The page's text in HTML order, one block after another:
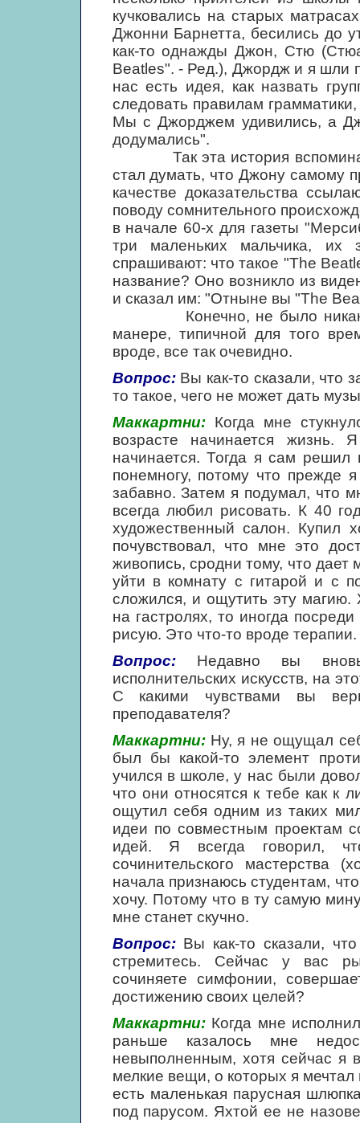
кучковались на старых
Джонни Барнетта, бесились до
как-то однажды Джон, Стю
Beatles". - Ред.), Джордж и я шли
нас есть идея, как назвать
следовать правилам
Мы с Джорджем удивились, а
додумались".
Так эта история
стал думать, что Джону самому
качестве доказательства
поводу сомнительного
в начале 60-х для газеты
три маленьких мальчика,
спрашивают: что такое "The
название? Оно возникло из
и сказал им: "Отныне вы "The
Конечно, не было никакого
манере, типичной для того
вроде, все так очевидно.
Вопрос:Вы как-то сказали, что
то такое, чего не может дать
Маккартни:Когда мне
возрасте начинается жизнь.
начинается. Тогда я сам решил
понемногу, потому что прежде
забавно. Затем я подумал, что
всегда любил рисовать. К 40
художественный салон. Купил
почувствовал, что мне это
живопись, сродни тому, что
уйти в комнату с гитарой и с
сложился, и ощутить эту
на гастролях, то иногда
рисую. Это что-то вроде терапии.
Вопрос:Недавно вы вновь
исполнительских искусств, на
С какими чувствами вы
преподавателя?
Маккартни:Ну, я не ощущал
был бы какой-то элемент
учился в школе, у нас были
что они относятся к тебе как к
ощутил себя одним из таких
идеи по совместным проектам
идей. Я всегда говорил,
сочинительского мастерства
начала признаюсь студентам,
хочу. Потому что в ту самую
мне станет скучно.
Вопрос:Вы как-то сказали,
стремитесь. Сейчас у вас
сочиняете симфонии,
достижению своих целей?
Маккартни:Когда мне
раньше казалось мне
невыполненным, хотя сейчас я
мелкие вещи, о которых я
есть маленькая парусная
под парусом. Яхтой ее не